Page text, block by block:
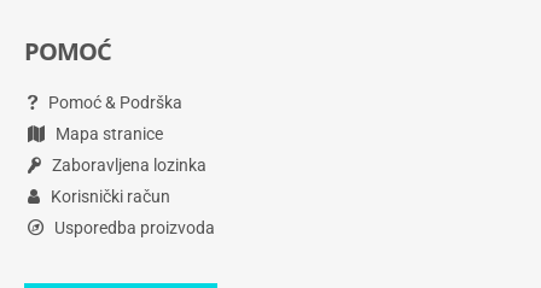
POMOĆ
Pomoć & Podrška
Mapa stranice
Zaboravljena lozinka
Korisnički račun
Usporedba proizvoda